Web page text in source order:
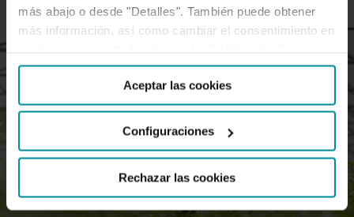
más abajo o desde "Detalles". También puede obtener
más información, así como cambiar el consentimiento en
Aceptar las cookies
Configuraciones
Rechazar las cookies